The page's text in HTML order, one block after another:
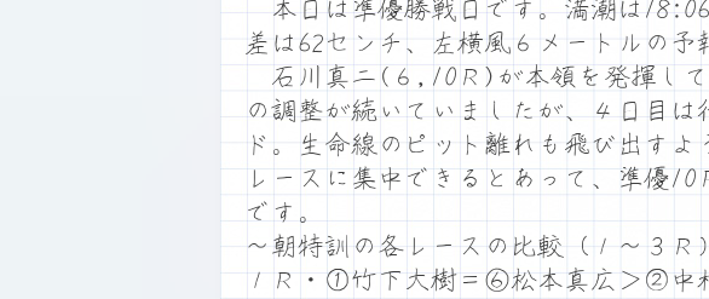
本日は準優勝戦日です。満潮は
差は62センチ、左横風６メートルの予
石川真二(６,10Ｒ)が本領を発揮して
の調整が続いていましたが、４日目は
ド。生命線のピット離れも飛び出す
レースに集中できるとあって、準優
です。
～朝特訓の各レースの比較（１～３Ｒ
１Ｒ・①竹下大樹＝⑥松本真広＞②